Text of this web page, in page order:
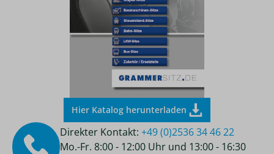
Hier Katalog herunterladen
Direkter Kontakt:+49 (0)2536 34 46 22
Mo.-Fr. 8:00 - 12:00 Uhr und 13:00 - 16:30